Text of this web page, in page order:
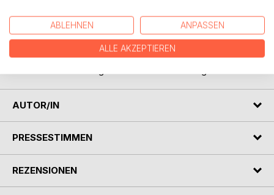
die ein Reiskorn mit den Fingern durch eine geschlossene
Tür schnippen kann...
...das alles und noch viel mehr in der ebenso schrägen wie
AUTOR/IN
PRESSESTIMMEN
REZENSIONEN
ABLEHNEN ANPASSEN
ALLE AKZEPTIEREN